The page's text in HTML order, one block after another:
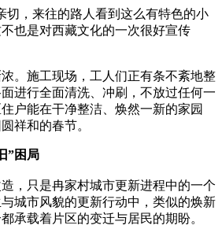
，来往的路人看到这么有特色的小
也是对西藏文化的一次很好宣传
施工现场，工人们正有条不紊地整
进行全面清洗、冲刷，不放过任何一
户能在干净整洁、焕然一新的家园
祥和的春节。
”困局
只是冉家村城市更新进程中的一个
城市风貌的更新行动中，类似的焕新
承载着片区的变迁与居民的期盼。